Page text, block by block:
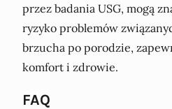
przez badania USG, mogą
ryzyko problemów
brzucha po porodzie,
komfort i zdrowie.
FAQ